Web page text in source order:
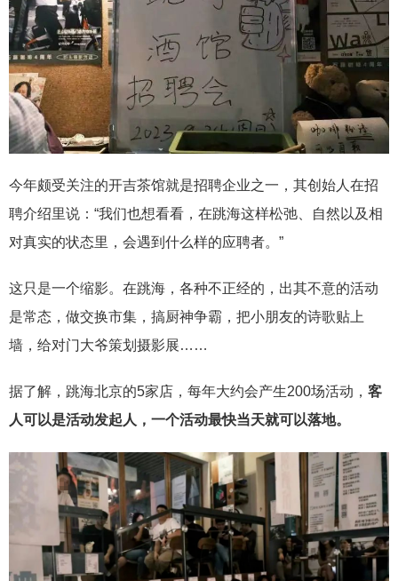
今年颇受关注的开吉茶馆就是招聘企业之一，其创始人在招
聘介绍里说：“我们也想看看，在跳海这样松弛、自然以及相
对真实的状态里，会遇到什么样的应聘者。”
这只是一个缩影。在跳海，各种不正经的，出其不意的活动
是常态，做交换市集，搞厨神争霸，把小朋友的诗歌贴上
墙，给对门大爷策划摄影展……
据了解，跳海北京的5家店，每年大约会产生200场活动， 客
人可以是活动发起人，一个活动最快当天就可以落地。